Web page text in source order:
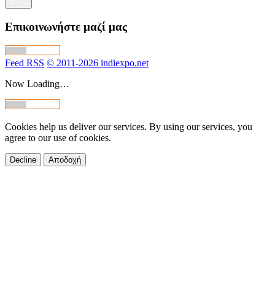
Επικοινωνήστε μαζί μας
Feed RSS © 2011-2026 indiexpo.net
Now Loading…
Cookies help us deliver our services. By using our services, you
agree to our use of cookies.
Decline Αποδοχή